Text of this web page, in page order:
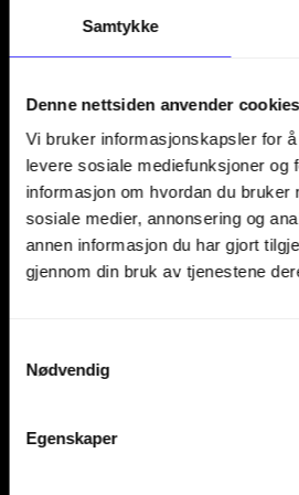
Samtykke
Denne nettsiden anvender cookies
Vi bruker informasjonskapsler for
levere sosiale mediefunksjoner og
informasjon om hvordan du
sosiale medier, annonsering og
annen informasjon du har gjort
gjennom din bruk av tjenestene
Nødvendig
Egenskaper
fleksibilitet.
Marie Erlandsson
WeDoNumbers
Les